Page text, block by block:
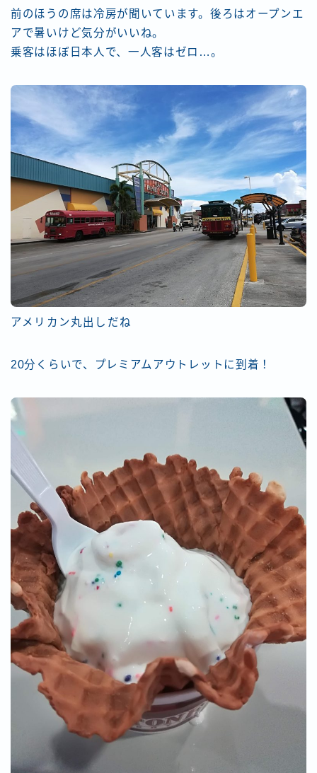
前のほうの席は冷房が聞いています。後ろはオープンエ
アで暑いけど気分がいいね。
乗客はほぼ日本人で、一人客はゼロ…。
アメリカン丸出しだね
20分くらいで、プレミアムアウトレットに到着！